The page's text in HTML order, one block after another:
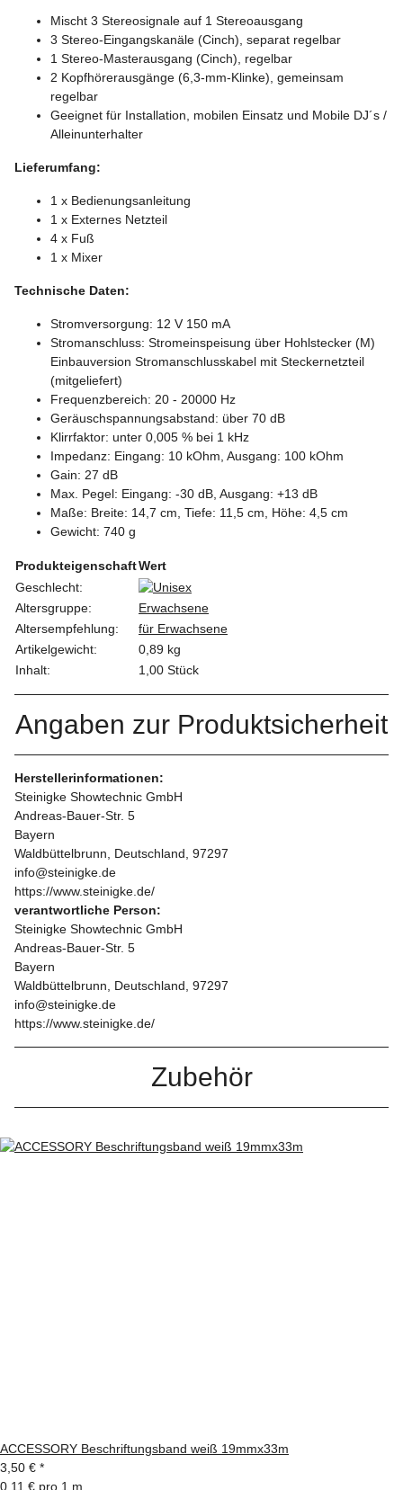
Mischt 3 Stereosignale auf 1 Stereoausgang
3 Stereo-Eingangskanäle (Cinch), separat regelbar
1 Stereo-Masterausgang (Cinch), regelbar
2 Kopfhörerausgänge (6,3-mm-Klinke), gemeinsam
regelbar
Geeignet für Installation, mobilen Einsatz und Mobile DJ´s /
Alleinunterhalter
Lieferumfang:
1 x Bedienungsanleitung
1 x Externes Netzteil
4 x Fuß
1 x Mixer
Technische Daten:
Stromversorgung: 12 V 150 mA
Stromanschluss: Stromeinspeisung über Hohlstecker (M)
Einbauversion Stromanschlusskabel mit Steckernetzteil
(mitgeliefert)
Frequenzbereich: 20 - 20000 Hz
Geräuschspannungsabstand: über 70 dB
Klirrfaktor: unter 0,005 % bei 1 kHz
Impedanz: Eingang: 10 kOhm, Ausgang: 100 kOhm
Gain: 27 dB
Max. Pegel: Eingang: -30 dB, Ausgang: +13 dB
Maße: Breite: 14,7 cm, Tiefe: 11,5 cm, Höhe: 4,5 cm
Gewicht: 740 g
ProdukteigenschaftWert
Geschlecht:
Altersgruppe:
Erwachsene
Altersempfehlung:
für Erwachsene
Artikelgewicht:
0,89 kg
Inhalt:
1,00 Stück
Angaben zur Produktsicherheit
Herstellerinformationen:
Steinigke Showtechnic GmbH
Andreas-Bauer-Str. 5
Bayern
Waldbüttelbrunn, Deutschland, 97297
info@steinigke.de
https://www.steinigke.de/
verantwortliche Person:
Steinigke Showtechnic GmbH
Andreas-Bauer-Str. 5
Bayern
Waldbüttelbrunn, Deutschland, 97297
info@steinigke.de
https://www.steinigke.de/
Zubehör
ACCESSORY Beschriftungsband weiß 19mmx33m
3,50 € *
0,11 € pro 1 m